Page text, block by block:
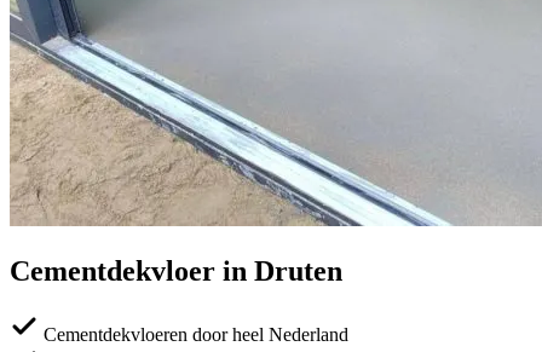
Cementdekvloer in Druten
Cementdekvloeren door heel Nederland